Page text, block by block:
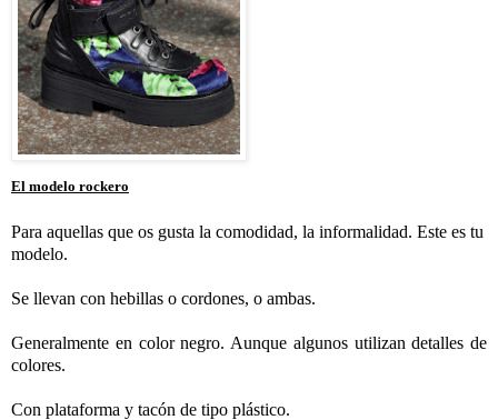
El modelo rockero
Para aquellas que os gusta la comodidad, la informalidad. Este es tu
modelo.
Se llevan con hebillas o cordones, o ambas.
Generalmente en color negro. Aunque algunos utilizan detalles de
colores.
Con plataforma y tacón de tipo plástico.